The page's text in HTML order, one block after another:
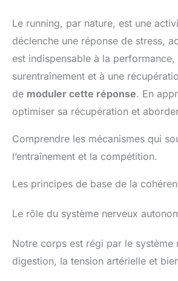
Le running, par nature, est une
déclenche une réponse de stress,
est indispensable à la
surentraînement et à une
de moduler cette réponse. En
optimiser sa récupération et
Comprendre les mécanismes qui
l’entraînement et la compétition.
Les principes de base de la
Le rôle du système nerveux
Notre corps est régi par le
digestion, la tension artérielle et